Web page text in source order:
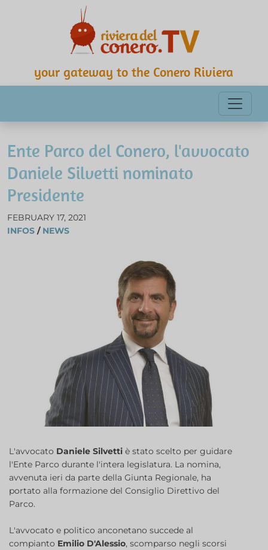
your gateway to the Conero Riviera
Ente Parco del Conero, l'avvocato
Daniele Silvetti nominato
Presidente
FEBRUARY 17, 2021
INFOS / NEWS
L'avvocato Daniele Silvetti è stato scelto per guidare
l'Ente Parco durante l'intera legislatura. La nomina,
avvenuta ieri da parte della Giunta Regionale, ha
portato alla formazione del Consiglio Direttivo del
Parco.
L'avvocato e politico anconetano succede al
compianto Emilio D'Alessio, scomparso negli scorsi